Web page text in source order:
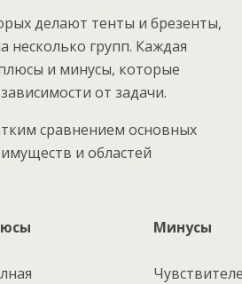
делают тенты и брезенты,
несколько групп. Каждая
и минусы, которые
от задачи.
сравнением основных
и областей
Минусы